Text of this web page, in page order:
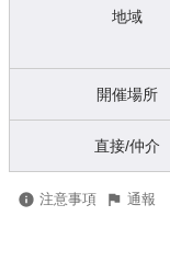
地域
開催場所
直接/仲介
注意事項 通報